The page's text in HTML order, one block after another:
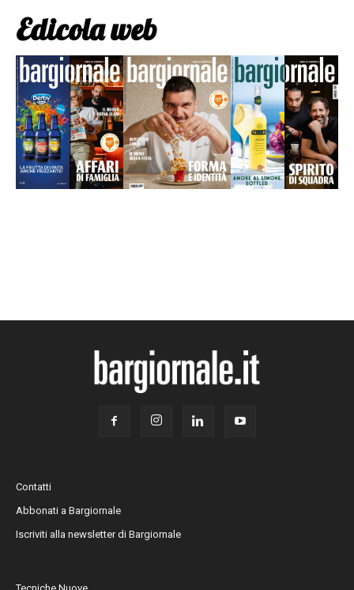
Edicola web
Contatti
Abbonati a Bargiornale
Iscriviti alla newsletter di Bargiornale